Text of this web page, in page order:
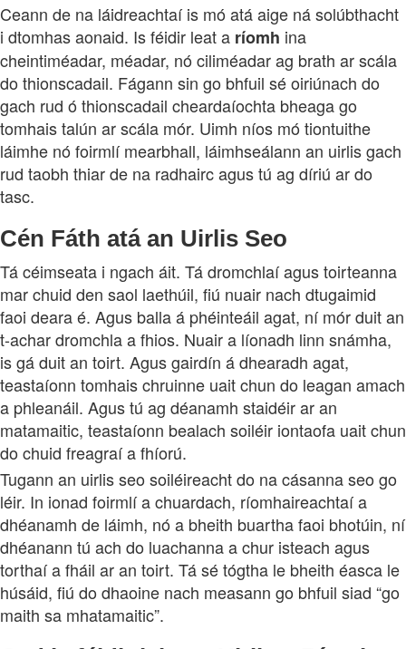
Ceann de na láidreachtaí is mó atá aige ná solúbthacht
i dtomhas aonaid. Is féidir leat a ríomh ina
cheintiméadar, méadar, nó ciliméadar ag brath ar scála
do thionscadail. Fágann sin go bhfuil sé oiriúnach do
gach rud ó thionscadail cheardaíochta bheaga go
tomhais talún ar scála mór. Uimh níos mó tiontuithe
láimhe nó foirmlí mearbhall, láimhseálann an uirlis gach
rud taobh thiar de na radhairc agus tú ag díriú ar do
tasc.
Cén Fáth atá an Uirlis Seo
Tá céimseata i ngach áit. Tá dromchlaí agus toirteanna
mar chuid den saol laethúil, fiú nuair nach dtugaimid
faoi deara é. Agus balla á phéinteáil agat, ní mór duit an
t-achar dromchla a fhios. Nuair a líonadh linn snámha,
is gá duit an toirt. Agus gairdín á dhearadh agat,
teastaíonn tomhais chruinne uait chun do leagan amach
a phleanáil. Agus tú ag déanamh staidéir ar an
matamaitic, teastaíonn bealach soiléir iontaofa uait chun
do chuid freagraí a fhíorú.
Tugann an uirlis seo soiléireacht do na cásanna seo go
léir. In ionad foirmlí a chuardach, ríomhaireachtaí a
dhéanamh de láimh, nó a bheith buartha faoi bhotúin, ní
dhéanann tú ach do luachanna a chur isteach agus
torthaí a fháil ar an toirt. Tá sé tógtha le bheith éasca le
húsáid, fiú do dhaoine nach measann go bhfuil siad “go
maith sa mhatamaitic”.